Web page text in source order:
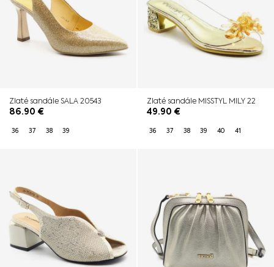
Zlaté sandále SALA 20543
86.90 €
36 37 38 39
Zlaté sandále MISSTYL MILY 22
49.90 €
36 37 38 39 40 41